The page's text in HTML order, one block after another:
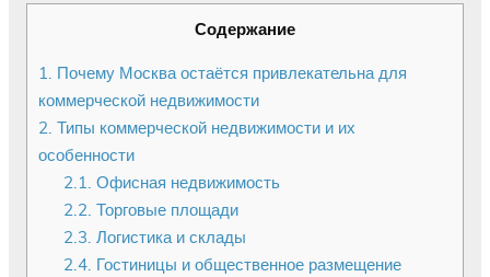
Содержание
1. Почему Москва остаётся привлекательна для
коммерческой недвижимости
2. Типы коммерческой недвижимости и их
особенности
2.1. Офисная недвижимость
2.2. Торговые площади
2.3. Логистика и склады
2.4. Гостиницы и общественное размещение